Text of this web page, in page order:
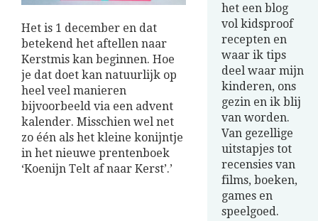
Het is 1 december en dat
betekend het aftellen naar
Kerstmis kan beginnen. Hoe
je dat doet kan natuurlijk op
heel veel manieren
bijvoorbeeld via een advent
kalender. Misschien wel net
zo één als het kleine konijntje
in het nieuwe prentenboek
‘Koenijn Telt af naar Kerst’.’
het een blog
vol kidsproof
recepten en
waar ik tips
deel waar mijn
kinderen, ons
gezin en ik blij
van worden.
Van gezellige
uitstapjes tot
recensies van
films, boeken,
games en
speelgoed.